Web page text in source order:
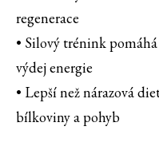
regenerace
• Silový trénink
výdej energie
• Lepší než nárazová
bílkoviny a pohyb